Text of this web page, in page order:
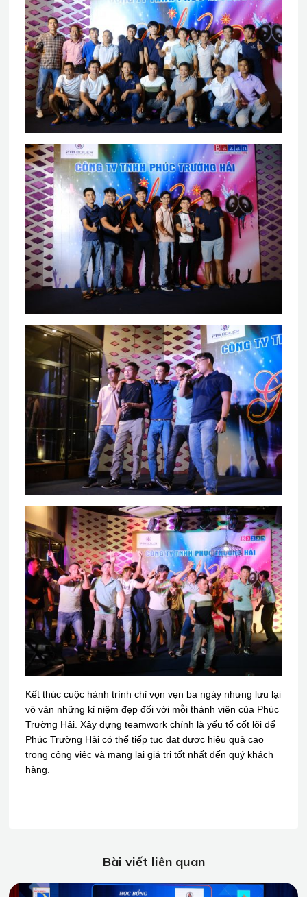
Kết thúc cuộc hành trình chỉ vọn vẹn ba ngày nhưng lưu lại
vô vàn những kỉ niệm đẹp đối với mỗi thành viên của Phúc
Trường Hải. Xây dựng teamwork chính là yếu tố cốt lõi để
Phúc Trường Hải có thể tiếp tục đạt được hiệu quả cao
trong công việc và mang lại giá trị tốt nhất đến quý khách
hàng.
Bài viết liên quan